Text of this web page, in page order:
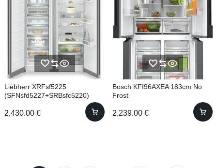
Liebherr XRFsf5225
(SFNsfd5227+SRBsfc5220)
2,430.00 €
Bosch KFI96AXEA 183cm No
Frost
2,239.00 €